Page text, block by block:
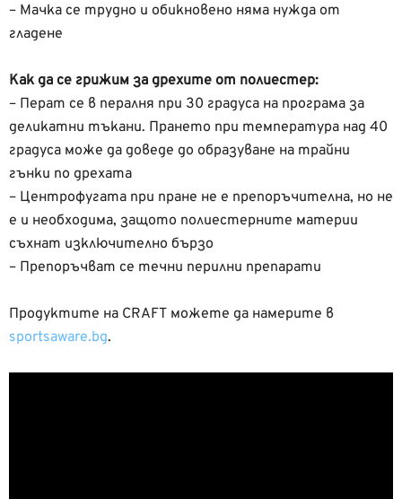
– Мачка се трудно и обикновено няма нужда от
гладене
Как да се грижим за дрехите от полиестер:
– Перат се в пералня при 30 градуса на програма за
деликатни тъкани. Прането при температура над 40
градуса може да доведе до образуване на трайни
гънки по дрехата
– Центрофугата при пране не е препоръчителна, но не
е и необходима, защото полиестерните материи
съхнат изключително бързо
– Препоръчват се течни перилни препарати
Продуктите на CRAFT можете да намерите в
sportsaware.bg.